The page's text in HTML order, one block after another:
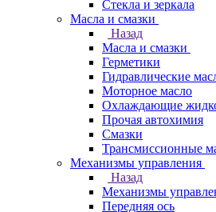
Стекла и зеркала
Масла и смазки
Назад
Масла и смазки
Герметики
Гидравлические
Моторное масло
Охлаждающие
Прочая автохимия
Смазки
Трансмиссионные
Механизмы управления
Назад
Механизмы
Передняя ось